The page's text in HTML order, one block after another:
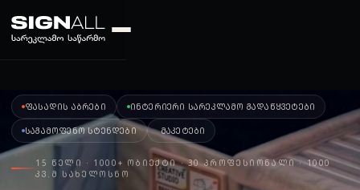
ᲤᲐᲡᲐᲓᲘᲡ ᲐᲑᲠᲔᲑᲘ ᲘᲜᲢᲔᲠᲘᲔᲠᲘ ᲡᲐᲠᲔᲙᲚᲐᲛᲝ ᲒᲐᲓᲐᲬᲧᲕᲔᲢᲔᲑᲘ
ᲡᲐᲒᲐᲛᲝᲤᲔᲜᲝ ᲡᲢᲔᲜᲓᲔᲑᲘ ᲛᲐᲙᲔᲢᲔᲑᲘ
15 ᲬᲔᲚᲘ · 1000+ ᲝᲑᲘᲔᲥᲢᲘ · 30 ᲞᲠᲝᲤᲔᲡᲘᲝᲜᲐᲚᲘ · 1000
ᲙᲕ.Მ ᲡᲐᲮᲔᲚᲝᲡᲜᲝ